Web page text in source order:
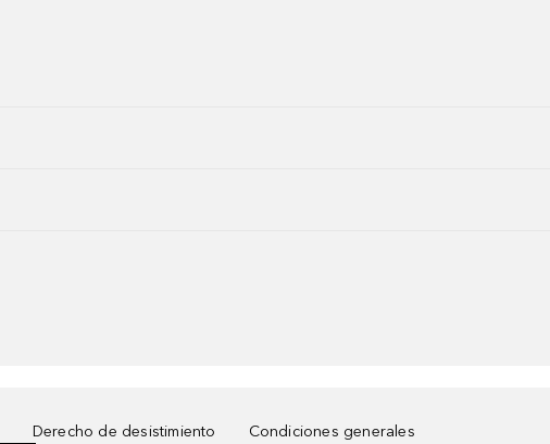
Derecho de desistimiento
Condiciones generales